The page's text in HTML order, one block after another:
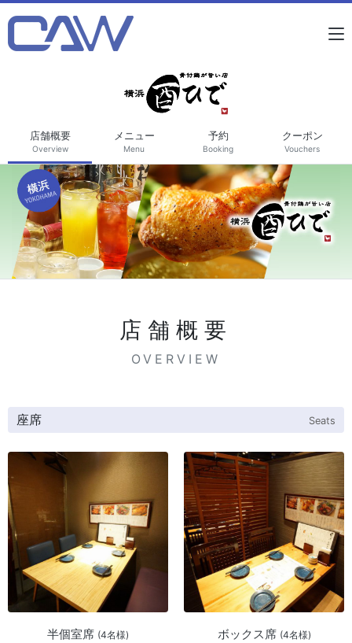
店舗概要
Overview
メニュー
Menu
予約
Booking
クーポン
Vouchers
店舗概要
OVERVIEW
座席 Seats
半個室席 (4名様)
ボックス席 (4名様)